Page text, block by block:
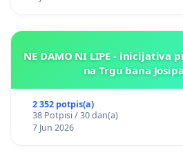
NE DAMO NI LIPE - inicijativa
na Trgu bana
2 352 potpis(a)
38 Potpisi / 30 dan(a)
7 Jun 2026